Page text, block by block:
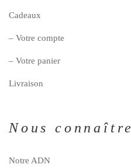
Cadeaux
– Votre compte
– Votre panier
Livraison
Nous connaître
Notre ADN